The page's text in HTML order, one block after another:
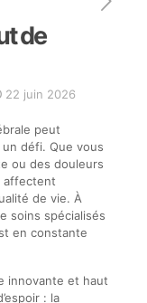
de
22 juin 2026
peut
défi. Que vous
ou des douleurs
affectent
de vie. À
soins spécialisés
en constante
innovante et haut
: la